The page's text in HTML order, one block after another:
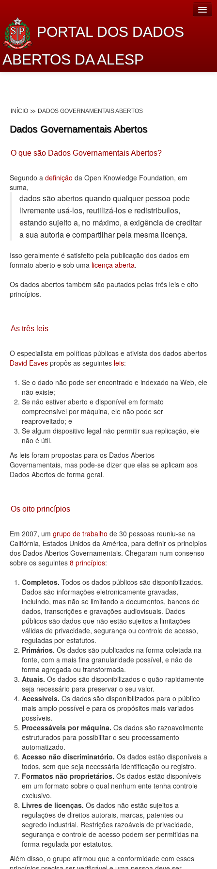
PORTAL DOS DADOS
ABERTOS DA ALESP
Lei de Acesso à Informação
Dados Governamentais Abertos
Planejamento
Catálogo de dados
Processo Legislativo
Deputados Estaduais
Administração
Legislação
Agenda
Contato
INÍCIO DADOS GOVERNAMENTAIS ABERTOS
Dados Governamentais Abertos
O que são Dados Governamentais Abertos?
Segundo a definição da Open Knowledge Foundation, em
suma,
dados são abertos quando qualquer pessoa pode
livremente usá-los, reutilizá-los e redistribuí­los,
estando sujeito a, no máximo, a exigência de creditar
a sua autoria e compartilhar pela mesma licença.
Isso geralmente é satisfeito pela publicação dos dados em
formato aberto e sob uma licença aberta.
Os dados abertos também são pautados pelas três leis e oito
princípios.
As três leis
O especialista em políticas públicas e ativista dos dados abertos
David Eaves propôs as seguintes leis:
Se o dado não pode ser encontrado e indexado na Web, ele
não existe;
Se não estiver aberto e disponível em formato
compreensível por máquina, ele não pode ser
reaproveitado; e
Se algum dispositivo legal não permitir sua replicação, ele
não é útil.
As leis foram propostas para os Dados Abertos
Governamentais, mas pode-se dizer que elas se aplicam aos
Dados Abertos de forma geral.
Os oito princípios
Em 2007, um grupo de trabalho de 30 pessoas reuniu-se na
Califórnia, Estados Unidos da América, para definir os princípios
dos Dados Abertos Governamentais. Chegaram num consenso
sobre os seguintes 8 princípios:
Completos. Todos os dados públicos são disponibilizados.
Dados são informações eletronicamente gravadas,
incluindo, mas não se limitando a documentos, bancos de
dados, transcrições e gravações audiovisuais. Dados
públicos são dados que não estão sujeitos a limitações
válidas de privacidade, segurança ou controle de acesso,
reguladas por estatutos.
Primários. Os dados são publicados na forma coletada na
fonte, com a mais fina granularidade possível, e não de
forma agregada ou transformada.
Atuais. Os dados são disponibilizados o quão rapidamente
seja necessário para preservar o seu valor.
Acessíveis. Os dados são disponibilizados para o público
mais amplo possível e para os propósitos mais variados
possíveis.
Processáveis por máquina. Os dados são razoavelmente
estruturados para possibilitar o seu processamento
automatizado.
Acesso não discriminatório. Os dados estão disponíveis a
todos, sem que seja necessária identificação ou registro.
Formatos não proprietários. Os dados estão disponíveis
em um formato sobre o qual nenhum ente tenha controle
exclusivo.
Livres de licenças. Os dados não estão sujeitos a
regulações de direitos autorais, marcas, patentes ou
segredo industrial. Restrições razoáveis de privacidade,
segurança e controle de acesso podem ser permitidas na
forma regulada por estatutos.
Além disso, o grupo afirmou que a conformidade com esses